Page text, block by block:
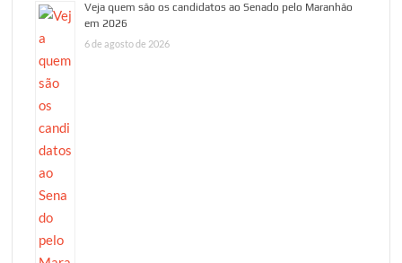
Veja quem são os candidatos ao Senado pelo Maranhão
em 2026
6 de agosto de 2026